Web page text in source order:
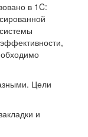
в 1C:
Цели
и